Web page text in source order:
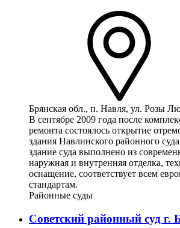
Брянская обл., п. Навля, ул. Розы
В сентябре 2009 года после
ремонта состоялось открытие
здания Навлинского районного
здание суда выполнено из
наружная и внутренняя отделка,
оснащение, соответствует всем
стандартам.
Районные суды
Советский районный суд г.